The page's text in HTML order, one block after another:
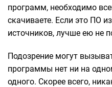
программ, необходимо
скачиваете. Если это ПО
источников, лучше ею не
Подозрение могут
программы нет ни на
одного. Скорее всего,